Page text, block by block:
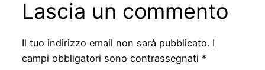
Lascia un commento
Il tuo indirizzo email non sarà pubblicato. I
campi obbligatori sono contrassegnati *